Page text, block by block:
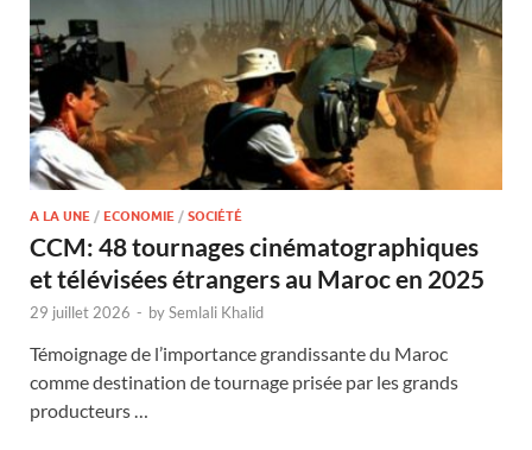
A LA UNE / ECONOMIE / SOCIÉTÉ
CCM: 48 tournages cinématographiques
et télévisées étrangers au Maroc en 2025
29 juillet 2026 - bySemlali Khalid
Témoignage de l’importance grandissante du Maroc
comme destination de tournage prisée par les grands
producteurs …